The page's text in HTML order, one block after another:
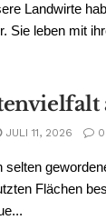
Landwirte
Sie leben mit
JULI 11, 2026 0
Flächen